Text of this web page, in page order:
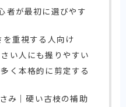
者が最初に選びやす
重視する人向け
い人にも握りやすい
く本格的に剪定する
み｜硬い古枝の補助